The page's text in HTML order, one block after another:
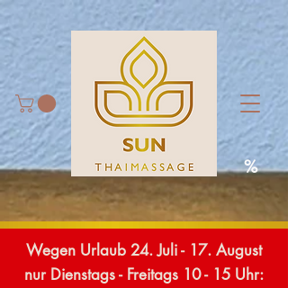
%
Wegen Urlaub 24. Juli - 17. August
nur Dienstags - Freitags 10 - 15 Uhr: